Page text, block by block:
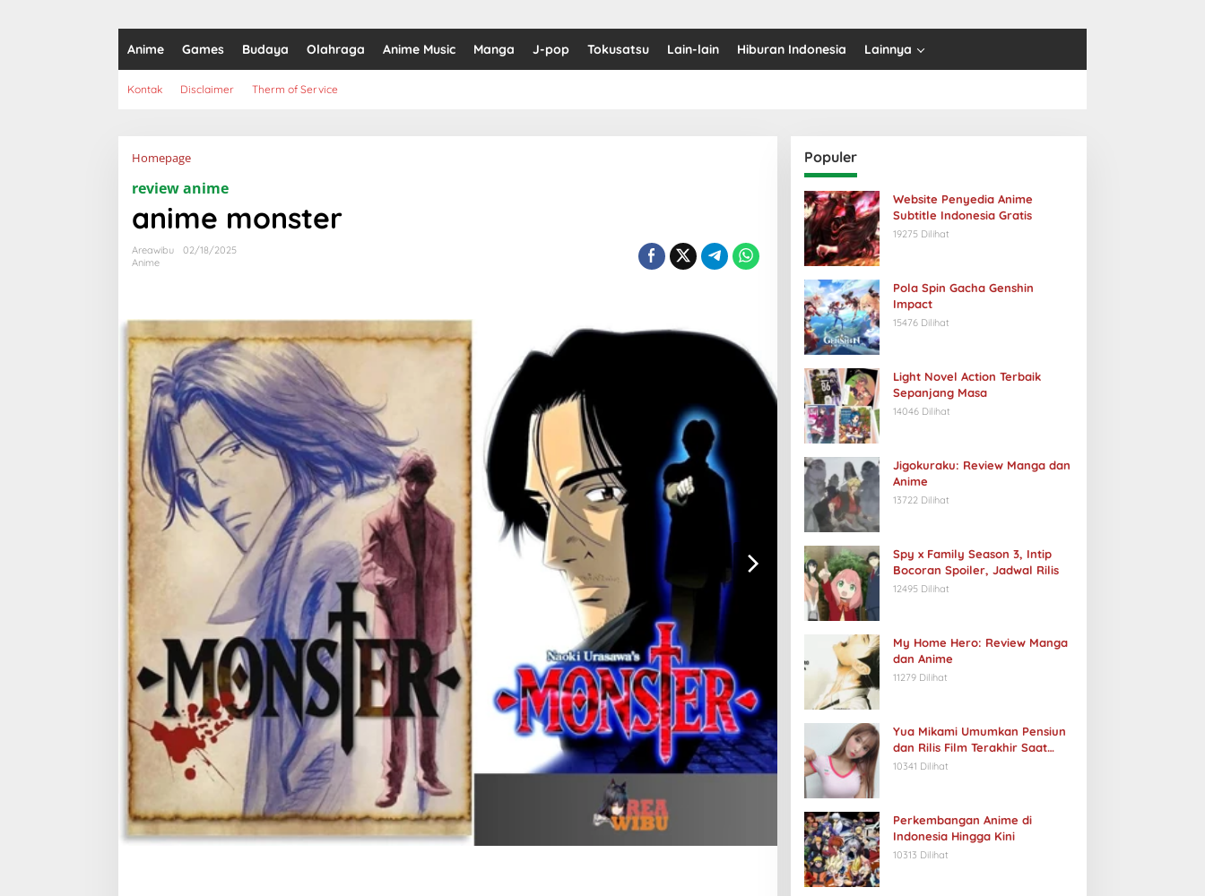
Anime Games Budaya Olahraga Anime Music Manga J-pop Tokusatsu Lain-lain Hiburan Indonesia Lainnya
Kontak Disclaimer Therm of Service
HomepageLampiran
review anime
anime monster
Areawibu
02/18/2025
Anime
Populer
Website Penyedia Anime
Subtitle Indonesia Gratis
19275 Dilihat
Pola Spin Gacha Genshin
Impact
15476 Dilihat
Light Novel Action Terbaik
Sepanjang Masa
14046 Dilihat
Jigokuraku: Review Manga dan
Anime
13722 Dilihat
Spy x Family Season 3, Intip
Bocoran Spoiler, Jadwal Rilis
12495 Dilihat
My Home Hero: Review Manga
dan Anime
11279 Dilihat
Yua Mikami Umumkan Pensiun
dan Rilis Film Terakhir Saat
Ulang Tahun
10341 Dilihat
Perkembangan Anime di
Indonesia Hingga Kini
10313 Dilihat